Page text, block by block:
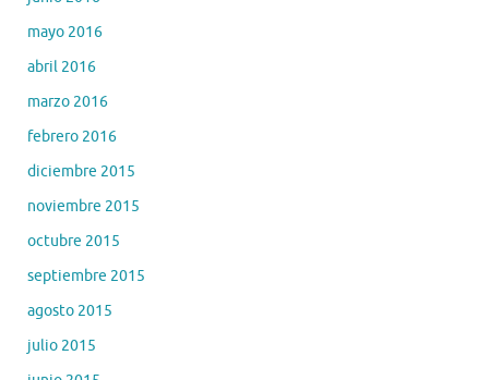
mayo 2016
abril 2016
marzo 2016
febrero 2016
diciembre 2015
noviembre 2015
octubre 2015
septiembre 2015
agosto 2015
julio 2015